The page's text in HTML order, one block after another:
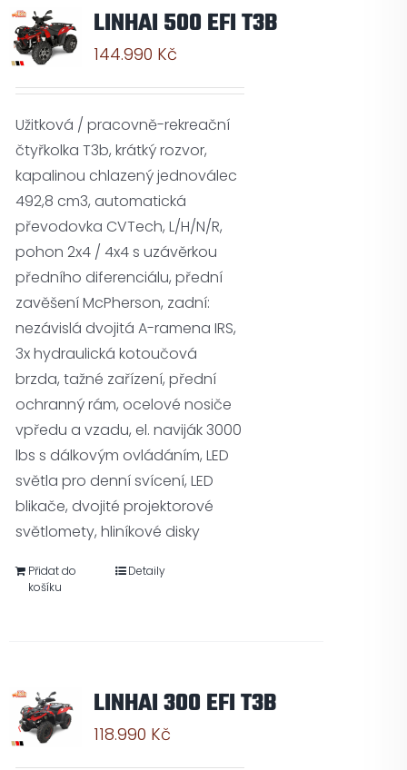
LINHAI 500 EFI T3B
144.990 Kč
Užitková / pracovně-rekreační
čtyřkolka T3b, krátký rozvor,
kapalinou chlazený jednoválec
492,8 cm3, automatická
převodovka CVTech, L/H/N/R,
pohon 2x4 / 4x4 s uzávěrkou
předního diferenciálu, přední
zavěšení McPherson, zadní:
nezávislá dvojitá A-ramena IRS,
3x hydraulická kotoučová
brzda, tažné zařízení, přední
ochranný rám, ocelové nosiče
vpředu a vzadu, el. naviják 3000
lbs s dálkovým ovládáním, LED
světla pro denní svícení, LED
blikače, dvojité projektorové
světlomety, hliníkové disky
Přidat do
košíku
Detaily
LINHAI 300 EFI T3B
118.990 Kč